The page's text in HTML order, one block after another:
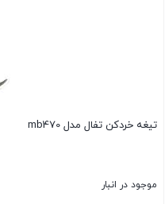
تیغه خردکن تفال مدل mb470
موجود در انبار